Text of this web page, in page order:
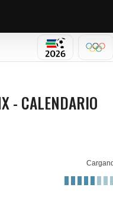
MUNDIAL 2026
- CALENDARIO